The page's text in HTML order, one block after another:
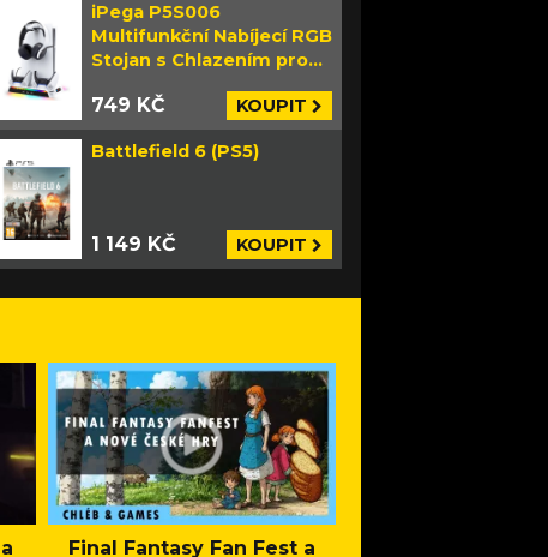
iPega P5S006
Multifunkční Nabíjecí RGB
Stojan s Chlazením pro
749 KČ KOUPIT
Battlefield 6 (PS5)
1 149 KČ KOUPIT
Final Fantasy Fan Fest a